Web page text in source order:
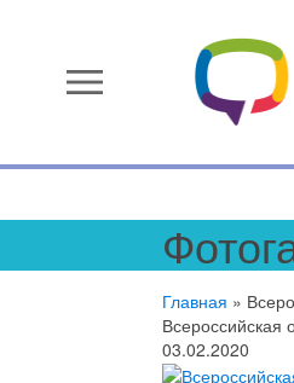
menu
Главная »
Всероссийская
03.02.2020